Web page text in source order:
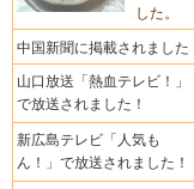
した。
中国新聞に掲載されました
山口放送「熱血テレビ！」
で放送されました！
新広島テレビ「人気も
ん！」で放送されました！